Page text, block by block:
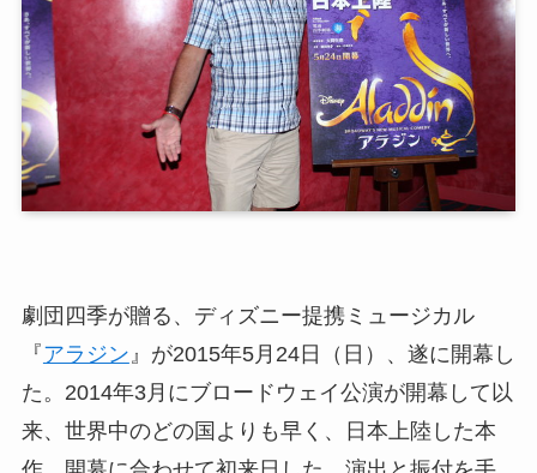
劇団四季が贈る、ディズニー提携ミュージカル
『アラジン』が2015年5月24日（日）、遂に開幕し
た。2014年3月にブロードウェイ公演が開幕して以
来、世界中のどの国よりも早く、日本上陸した本